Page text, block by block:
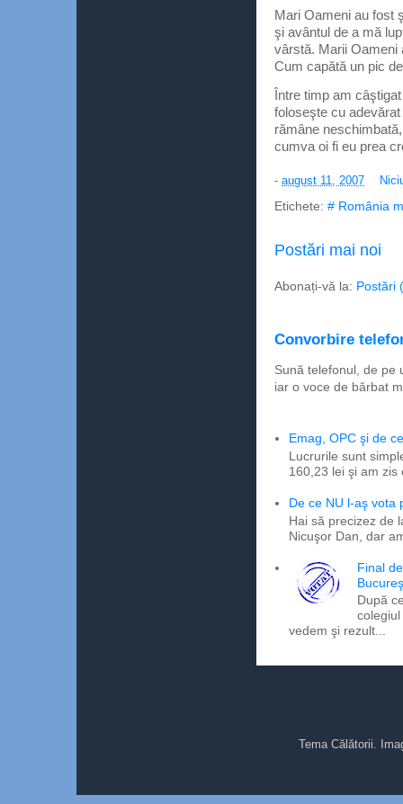
Mari Oameni au fost
şi avântul de a mă
vârstă. Marii Oameni
Cum capătă un pic
Între timp am
foloseşte cu
rămâne
cumva oi fi eu prea
- august 11, 2007
Etichete: # România
Postări mai noi
Abonați-vă la: Postări
Convorbire
Sună telefonul, de pe
iar o voce de bărbat
Emag, OPC şi de
Lucrurile sunt
160,23 lei şi am
De ce NU l-aş vota
Hai să precizez de
Nicuşor Dan, dar
Final
După
vedem şi rezult...
Tema Călătorii.